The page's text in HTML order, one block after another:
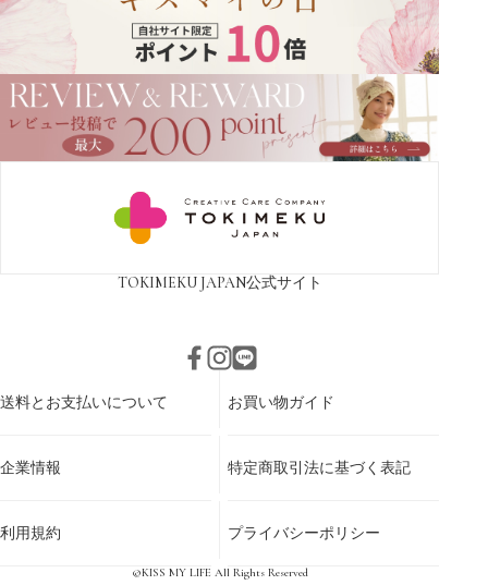
TOKIMEKU JAPAN公式サイト
©KISS MY LIFE All Rights Reserved
送料とお支払いについて お買い物ガイド
企業情報 特定商取引法に基づく表記
利用規約 プライバシーポリシー